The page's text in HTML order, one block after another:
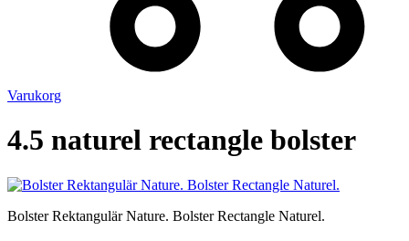
Varukorg
4.5 naturel rectangle bolster
Bolster Rektangulär Nature. Bolster Rectangle Naturel.